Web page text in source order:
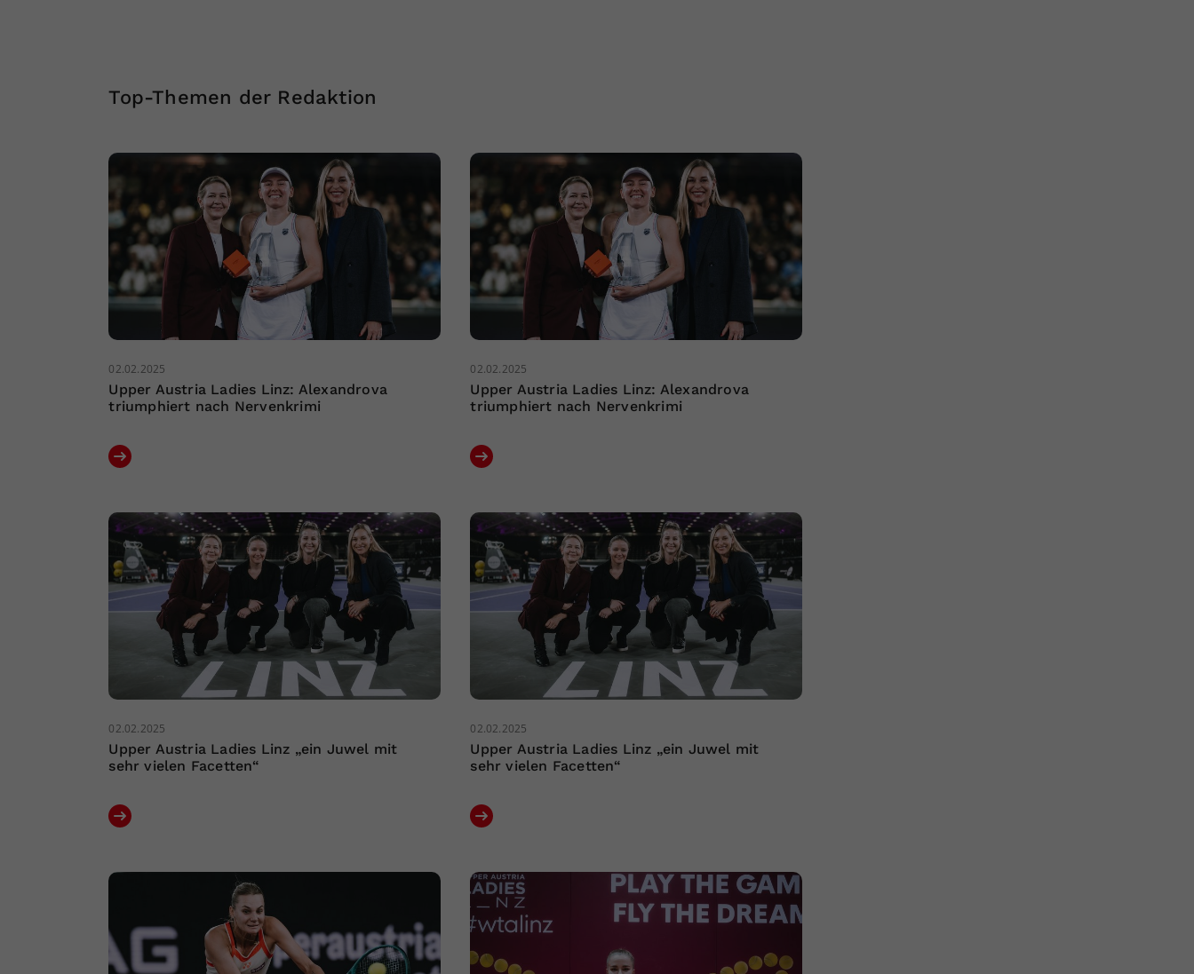
Top-Themen der Redaktion
02.02.2025
Upper Austria Ladies Linz: Alexandrova
triumphiert nach Nervenkrimi
02.02.2025
Upper Austria Ladies Linz: Alexandrova
triumphiert nach Nervenkrimi
02.02.2025
Upper Austria Ladies Linz „ein Juwel mit
sehr vielen Facetten“
02.02.2025
Upper Austria Ladies Linz „ein Juwel mit
sehr vielen Facetten“